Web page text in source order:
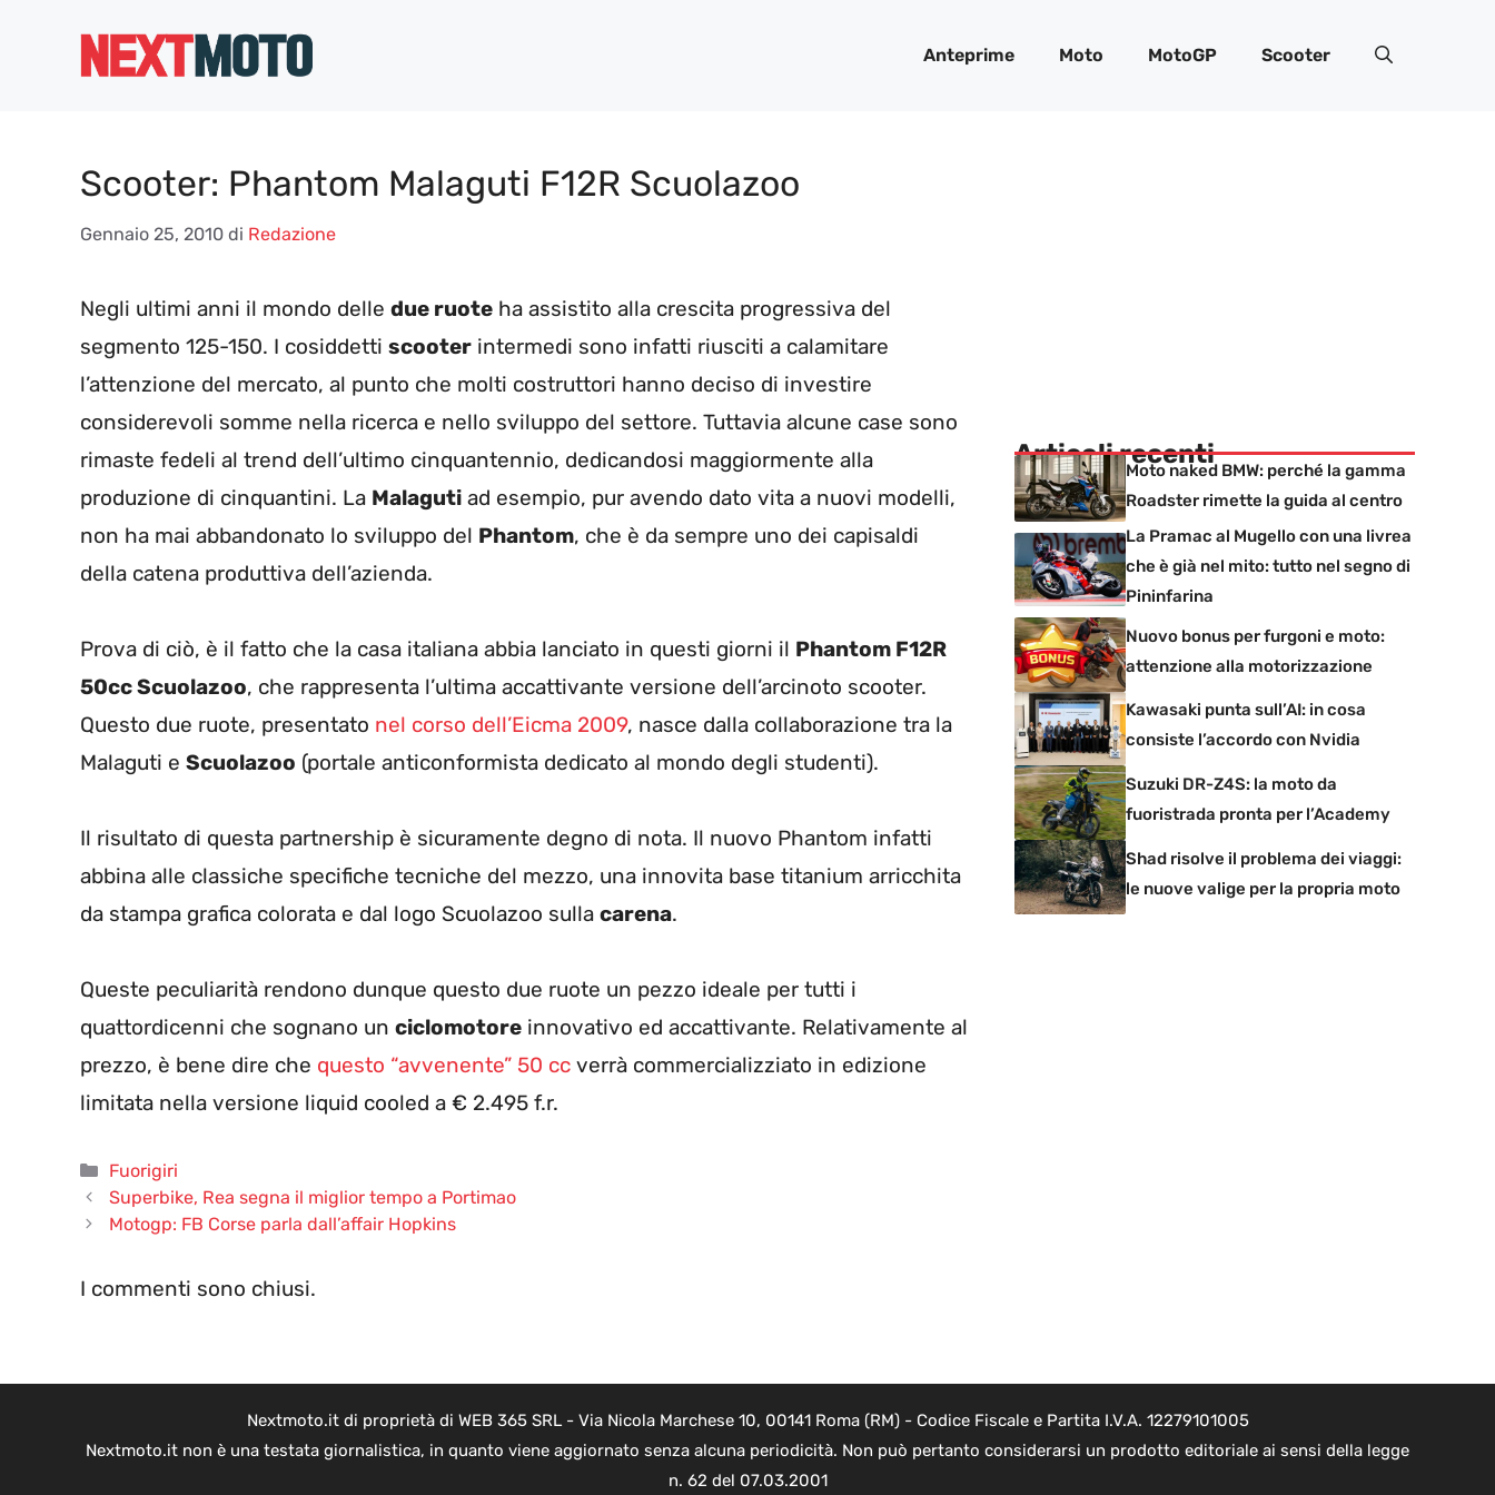
Anteprime Moto MotoGP Scooter
Scooter: Phantom Malaguti F12R Scuolazoo
Gennaio 25, 2010 di Redazione
Negli ultimi anni il mondo delle due ruote ha assistito alla crescita progressiva del
segmento 125-150. I cosiddetti scooter intermedi sono infatti riusciti a calamitare
l’attenzione del mercato, al punto che molti costruttori hanno deciso di investire
considerevoli somme nella ricerca e nello sviluppo del settore. Tuttavia alcune case sono
rimaste fedeli al trend dell’ultimo cinquantennio, dedicandosi maggiormente alla
produzione di cinquantini. La Malaguti ad esempio, pur avendo dato vita a nuovi modelli,
non ha mai abbandonato lo sviluppo del Phantom, che è da sempre uno dei capisaldi
della catena produttiva dell’azienda.
Prova di ciò, è il fatto che la casa italiana abbia lanciato in questi giorni il Phantom F12R
50cc Scuolazoo, che rappresenta l’ultima accattivante versione dell’arcinoto scooter.
Questo due ruote, presentato nel corso dell’Eicma 2009, nasce dalla collaborazione tra la
Malaguti e Scuolazoo (portale anticonformista dedicato al mondo degli studenti).
Il risultato di questa partnership è sicuramente degno di nota. Il nuovo Phantom infatti
abbina alle classiche specifiche tecniche del mezzo, una innovita base titanium arricchita
da stampa grafica colorata e dal logo Scuolazoo sulla carena.
Queste peculiarità rendono dunque questo due ruote un pezzo ideale per tutti i
quattordicenni che sognano un ciclomotore innovativo ed accattivante. Relativamente al
prezzo, è bene dire che questo “avvenente” 50 cc verrà commercializziato in edizione
limitata nella versione liquid cooled a € 2.495 f.r.
Categorie
Fuorigiri
Superbike, Rea segna il miglior tempo a Portimao
Motogp: FB Corse parla dall’affair Hopkins
I commenti sono chiusi.
Articoli recenti
Moto naked BMW: perché la gamma
Roadster rimette la guida al centro
La Pramac al Mugello con una livrea
che è già nel mito: tutto nel segno di
Pininfarina
Nuovo bonus per furgoni e moto:
attenzione alla motorizzazione
Kawasaki punta sull’AI: in cosa
consiste l’accordo con Nvidia
Suzuki DR-Z4S: la moto da
fuoristrada pronta per l’Academy
Shad risolve il problema dei viaggi:
le nuove valige per la propria moto
Nextmoto.it di proprietà di WEB 365 SRL - Via Nicola Marchese 10, 00141 Roma (RM) - Codice Fiscale e Partita I.V.A. 12279101005
Nextmoto.it non è una testata giornalistica, in quanto viene aggiornato senza alcuna periodicità. Non può pertanto considerarsi un prodotto editoriale ai sensi della legge
n. 62 del 07.03.2001